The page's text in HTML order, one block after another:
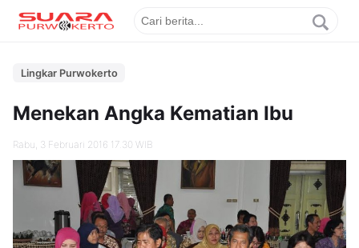
Lingkar Purwokerto
Menekan Angka Kematian Ibu
Rabu, 3 Februari 2016 17.30 WIB